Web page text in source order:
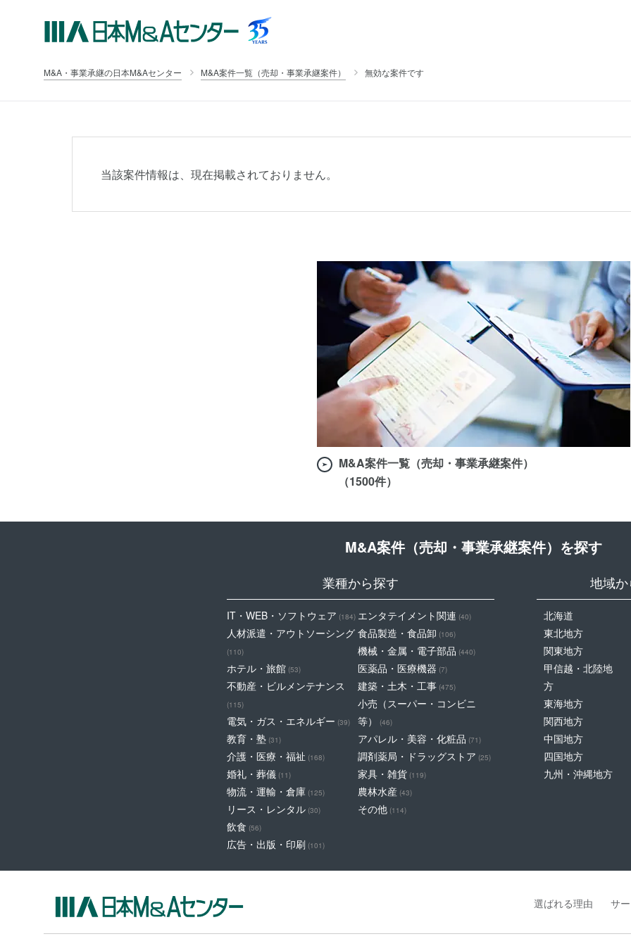
M&A・事業承継の日本M&Aセンター M&A案件一覧（売却・事業承継案件） 無効な案件です
当該案件情報は、現在掲載されておりません。
M&A案件一覧（売却・事業承継案件）
（1500件）
M&A案件（売却・事業承継案件）を探す
業種から探す
IT・WEB・ソフトウェア (184)
人材派遣・アウトソーシング
(110)
ホテル・旅館 (53)
不動産・ビルメンテナンス
(115)
電気・ガス・エネルギー (39)
教育・塾 (31)
介護・医療・福祉 (168)
婚礼・葬儀 (11)
物流・運輸・倉庫 (125)
リース・レンタル (30)
飲食 (56)
広告・出版・印刷 (101)
エンタテイメント関連 (40)
食品製造・食品卸 (106)
機械・金属・電子部品 (440)
医薬品・医療機器 (7)
建築・土木・工事 (475)
小売（スーパー・コンビニ
等）
(46)
アパレル・美容・化粧品 (71)
調剤薬局・ドラッグストア (25)
家具・雑貨 (119)
農林水産 (43)
その他 (114)
地域
北海道
東北地方
関東地方
甲信越・北陸地
方
東海地方
関西地方
中国地方
四国地方
九州・沖縄地方
選ばれる理由 サ